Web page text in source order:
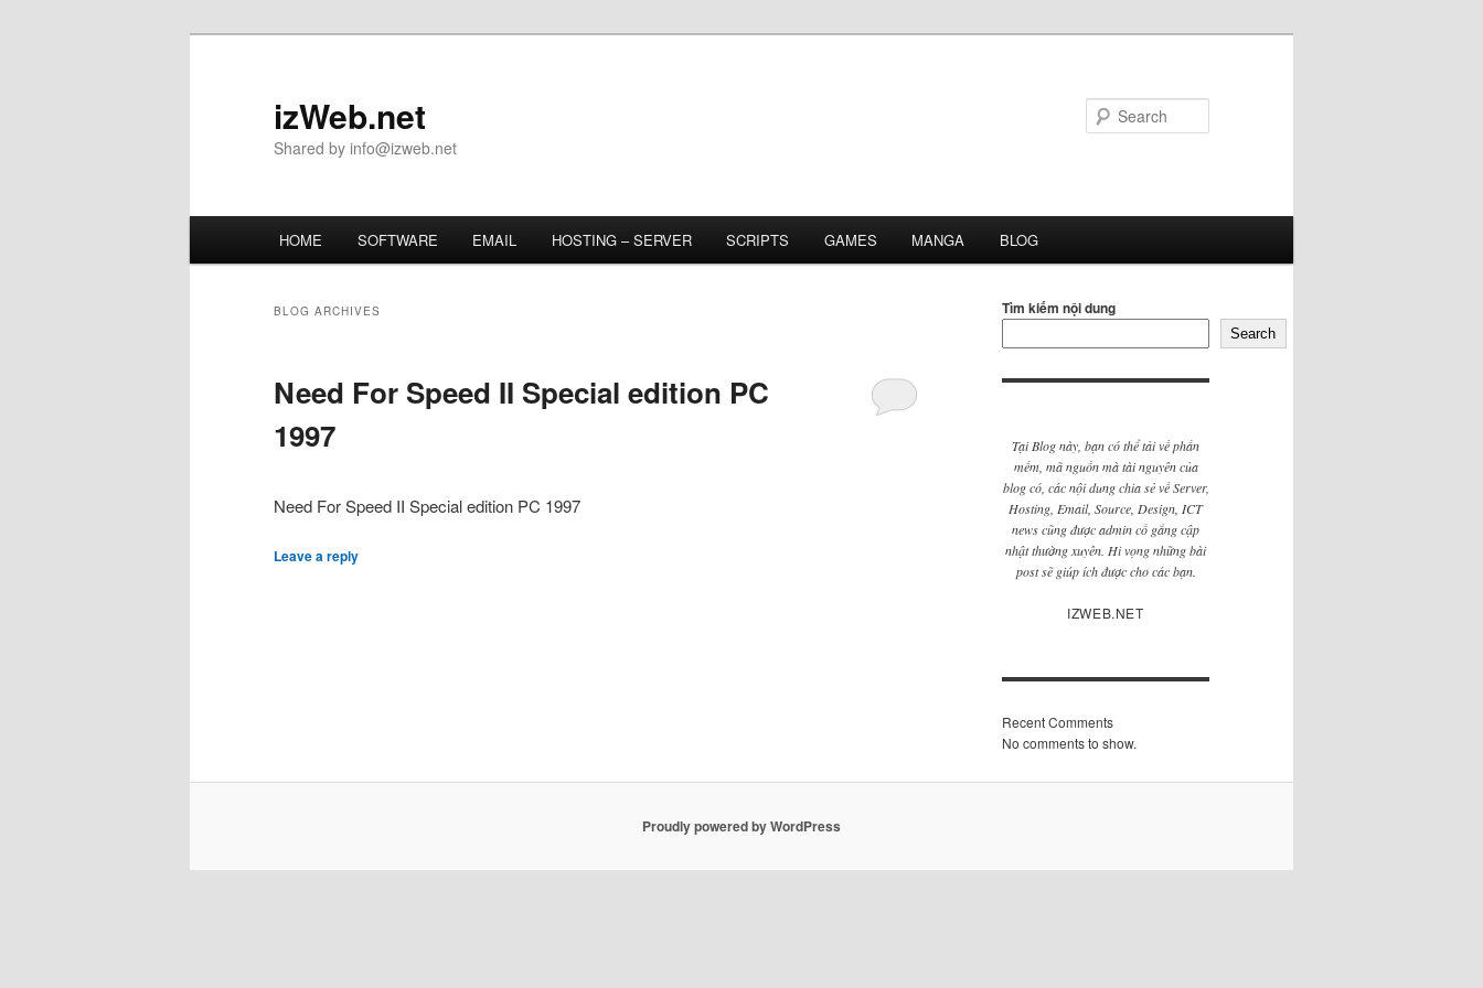
izWeb.net
Shared by info@izweb.net
HOME SOFTWARE EMAIL HOSTING – SERVER SCRIPTS GAMES MANGA BLOG
BLOG ARCHIVES
Need For Speed II Special edition PC
1997
Need For Speed II Special edition PC 1997
Leave a reply
Tìm kiếm nội dung
Search
Tại Blog này, bạn có thể tải về phần
mềm, mã nguồn mà tài nguyên của
blog có, các nội dung chia sẻ về Server,
Hosting, Email, Source, Design, ICT
news cũng được admin cố gắng cập
nhật thường xuyên. Hi vọng những bài
post sẽ giúp ích được cho các bạn.
IZWEB.NET
Recent Comments
No comments to show.
Proudly powered by WordPress